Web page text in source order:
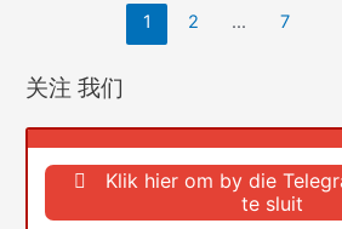
daar?
Omvattende
analise
van
1 2 ... 7
关注 我们
Klik hier om by die
te sluit